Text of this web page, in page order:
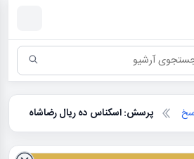
شناسی
پرسش: اسکناس ده ریال رضاشاه